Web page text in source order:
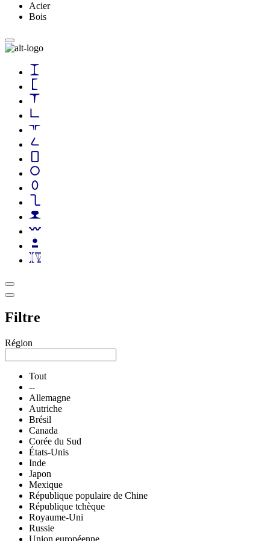
Acier
Bois
Filtre
Région
Tout
--
Allemagne
Autriche
Brésil
Canada
Corée du Sud
États-Unis
Inde
Japon
Mexique
République populaire de Chine
République tchèque
Royaume-Uni
Russie
Union européenne